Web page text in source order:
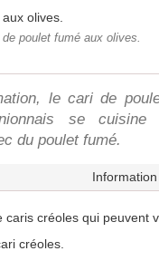
de poulet fumé aux olives.
le cari de
se cuisine
du poulet fumé.
caris créoles qui peuvent